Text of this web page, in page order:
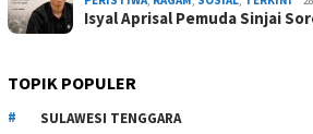
Isyal Aprisal Pemuda Sinjai
TOPIK POPULER
SULAWESI TENGGARA